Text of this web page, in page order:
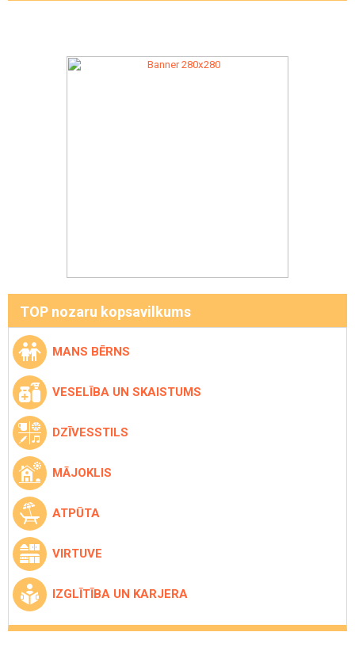
TOP nozaru kopsavilkums
MANS BĒRNS
VESELĪBA UN SKAISTUMS
DZĪVESSTILS
MĀJOKLIS
ATPŪTA
VIRTUVE
IZGLĪTĪBA UN KARJERA